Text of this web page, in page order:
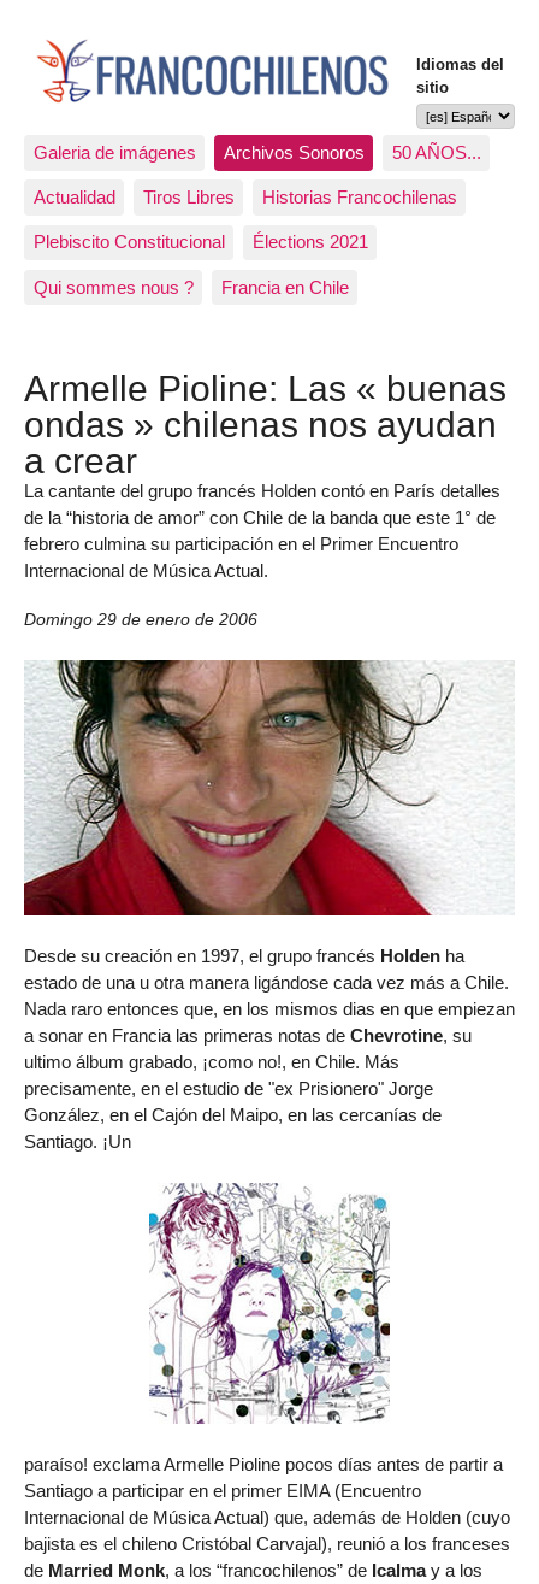
Idiomas del
sitio
Galeria de imágenes Archivos Sonoros 50 AÑOS...
Actualidad Tiros Libres Historias Francochilenas
Plebiscito Constitucional Élections 2021
Qui sommes nous ? Francia en Chile
Armelle Pioline: Las « buenas
ondas » chilenas nos ayudan
a crear
La cantante del grupo francés Holden contó en París detalles
de la “historia de amor” con Chile de la banda que este 1° de
febrero culmina su participación en el Primer Encuentro
Internacional de Música Actual.
Domingo 29 de enero de 2006
Desde su creación en 1997, el grupo francés Holden ha
estado de una u otra manera ligándose cada vez más a Chile.
Nada raro entonces que, en los mismos dias en que empiezan
a sonar en Francia las primeras notas de Chevrotine, su
ultimo álbum grabado, ¡como no!, en Chile. Más
precisamente, en el estudio de "ex Prisionero" Jorge
González, en el Cajón del Maipo, en las cercanías de
Santiago. ¡Un
paraíso! exclama Armelle Pioline pocos días antes de partir a
Santiago a participar en el primer EIMA (Encuentro
Internacional de Música Actual) que, además de Holden (cuyo
bajista es el chileno Cristóbal Carvajal), reunió a los franceses
de Married Monk, a los “francochilenos” de Icalmay a los